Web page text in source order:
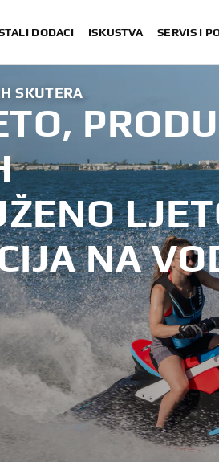
DODACI ISKUSTVA SERVIS I
SKUTERA
NA